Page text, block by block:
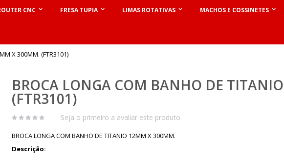
CNC FRESA TUPIA LIMAS ROTATIVAS MACHOS E COSSINETES
X 300MM. (FTR3101)
BROCA LONGA COM BANHO DE
(FTR3101)
Seja o primeiro a avaliar este produto
BROCA LONGA COM BANHO DE TITANIO 12MM X 300MM.
Descrição: